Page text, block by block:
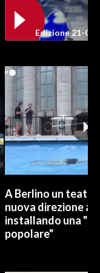
Edizione 21-05-
A Berlino un
nuova direzione
installando una
popolare"